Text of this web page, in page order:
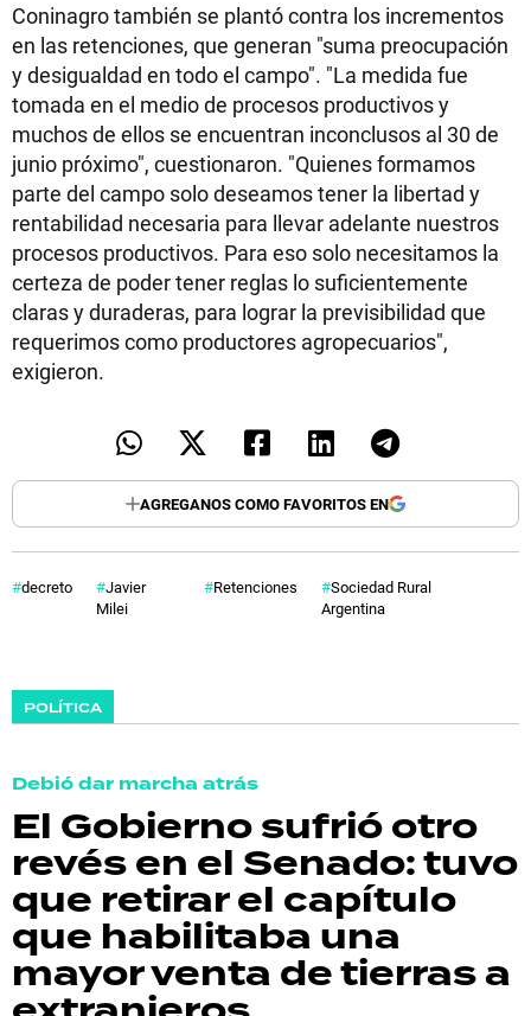
Coninagro también se plantó contra los incrementos
en las retenciones, que generan "suma preocupación
y desigualdad en todo el campo". "La medida fue
tomada en el medio de procesos productivos y
muchos de ellos se encuentran inconclusos al 30 de
junio próximo", cuestionaron. "Quienes formamos
parte del campo solo deseamos tener la libertad y
rentabilidad necesaria para llevar adelante nuestros
procesos productivos. Para eso solo necesitamos la
certeza de poder tener reglas lo suficientemente
claras y duraderas, para lograr la previsibilidad que
requerimos como productores agropecuarios",
exigieron.
AGREGANOS COMO FAVORITOS EN
decreto
Javier
Milei
Retenciones
Sociedad Rural
Argentina
POLÍTICA
Debió dar marcha atrás
El Gobierno sufrió otro
revés en el Senado: tuvo
que retirar el capítulo
que habilitaba una
mayor venta de tierras a